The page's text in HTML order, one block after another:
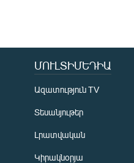
ՄՈՒԼՏԻՄԵԴԻԱ
Ազատություն TV
Տեսանյութեր
Լրատվական
Կիրակնօրյա